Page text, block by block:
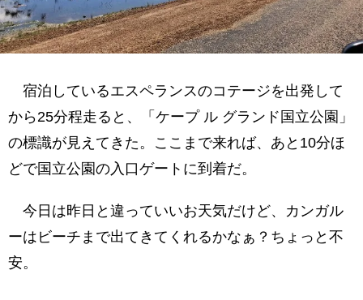
宿泊しているエスペランスのコテージを出発して
から25分程走ると、「ケープ ル グランド国立公園」
の標識が見えてきた。ここまで来れば、あと10分ほ
どで国立公園の入口ゲートに到着だ。
今日は昨日と違っていいお天気だけど、カンガル
ーはビーチまで出てきてくれるかなぁ？ちょっと不
安。